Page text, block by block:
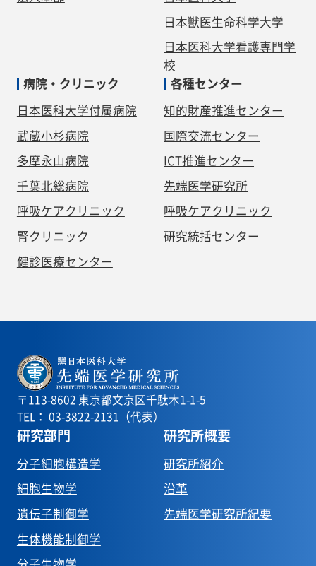
日本獣医生命科学大学
日本医科大学看護専門学
校
病院・クリニック
日本医科大学付属病院
武蔵小杉病院
多摩永山病院
千葉北総病院
呼吸ケアクリニック
腎クリニック
健診医療センター
各種センター
知的財産推進センター
国際交流センター
ICT推進センター
先端医学研究所
呼吸ケアクリニック
研究統括センター
〒113-8602 東京都文京区千駄木1-1-5
TEL： 03-3822-2131（代表）
研究部門
分子細胞構造学
細胞生物学
遺伝子制御学
生体機能制御学
研究所概要
研究所紹介
沿革
先端医学研究所紀要